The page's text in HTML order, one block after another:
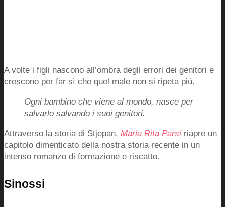
A volte i figli nascono all’ombra degli errori dei genitori e
crescono per far sì che quel male non si ripeta più.
Ogni bambino che viene al mondo, nasce per
salvarlo salvando i suoi genitori.
Attraverso la storia di Stjepan, Maria Rita Parsi riapre un
capitolo dimenticato della nostra storia recente in un
intenso romanzo di formazione e riscatto.
Sinossi